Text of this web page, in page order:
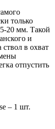
только
20 мм. Такой
и
ствол в охват
отпустить
– 1 шт.